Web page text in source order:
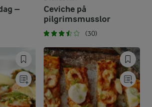
–
Ceviche på
pilgrimsmusslor
(30)